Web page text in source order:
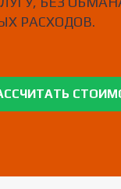
РАСХОДОВ.